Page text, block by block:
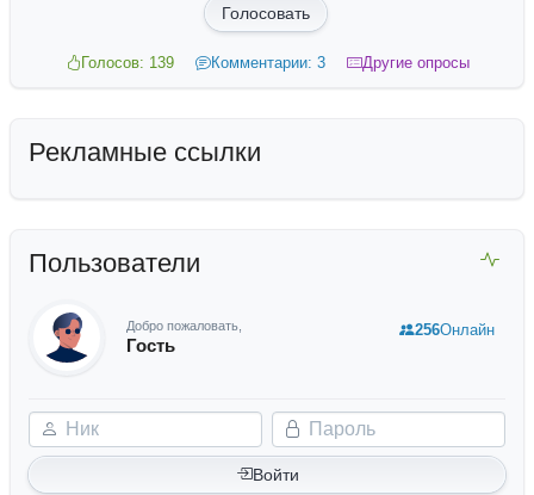
Голосовать
Голосов: 139 Комментарии: 3 Другие опросы
Рекламные ссылки
Пользователи
Добро пожаловать,
Гость
Ник Пароль
Войти
256Онлайн